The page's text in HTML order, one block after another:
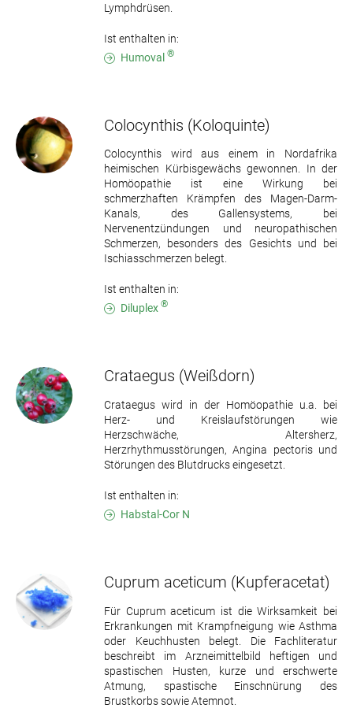
Lymphdrüsen.
Ist enthalten in:
Humoval ®
Colocynthis (Koloquinte)
Colocynthis wird aus einem in Nordafrika
heimischen Kürbisgewächs gewonnen. In der
Homöopathie ist eine Wirkung bei
schmerzhaften Krämpfen des Magen-Darm-
Kanals, des Gallensystems, bei
Nervenentzündungen und neuropathischen
Schmerzen, besonders des Gesichts und bei
Ischiasschmerzen belegt.
Ist enthalten in:
Diluplex ®
Crataegus (Weißdorn)
Crataegus wird in der Homöopathie u.a. bei
Herz- und Kreislaufstörungen wie
Herzschwäche, Altersherz,
Herzrhythmusstörungen, Angina pectoris und
Störungen des Blutdrucks eingesetzt.
Ist enthalten in:
Habstal-Cor N
Cuprum aceticum (Kupferacetat)
Für Cuprum aceticum ist die Wirksamkeit bei
Erkrankungen mit Krampfneigung wie Asthma
oder Keuchhusten belegt. Die Fachliteratur
beschreibt im Arzneimittelbild heftigen und
spastischen Husten, kurze und erschwerte
Atmung, spastische Einschnürung des
Brustkorbs sowie Atemnot.